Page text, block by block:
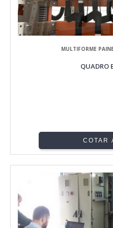
MULTIFORME
QUADRO
COTAR